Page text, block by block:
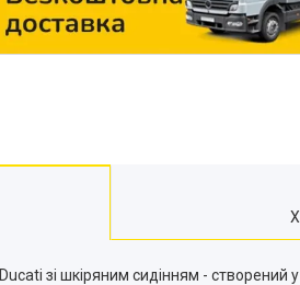
Ducati зі шкіряним сидінням - створений